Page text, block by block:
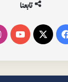
تابعنا
فيسبوك ‫X